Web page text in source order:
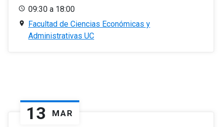
09:30 a 18:00
Facultad de Ciencias Económicas y
Administrativas UC
13 MAR